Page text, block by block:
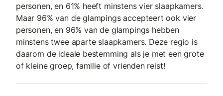
personen, en 61% heeft minstens vier slaapkamers.
Maar 96% van de glampings accepteert ook vier
personen, en 96% van de glampings hebben
minstens twee aparte slaapkamers. Deze regio is
daarom de ideale bestemming als je met een grote
of kleine groep, familie of vrienden reist!